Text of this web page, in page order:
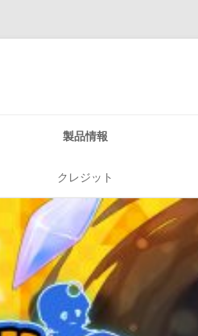
製品情報
チコちゃんの脳活研究所
おしゃべり！パズル チガタン～み
んなで間違い探し～
おしゃべり！ホリジョ！撃掘～ア
ナ・ホリスキー宇宙を救うってなん
でやねん～
おしゃべり！パズル〜スタッフBも
クレジット